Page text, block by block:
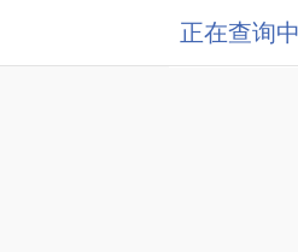
正在查询中